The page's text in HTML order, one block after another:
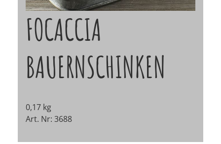
FOCACCIA
BAUERNSCHINKEN
0,17 kg
Art. Nr: 3688